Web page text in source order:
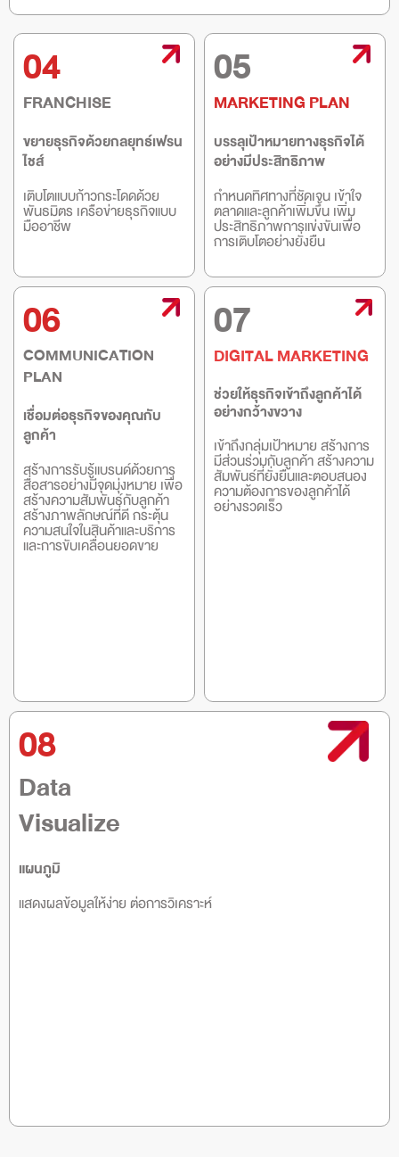
04
FRANCHISE
ขยายธุรกิจด้วยกลยุทธ์เฟรน
ไชส์
เติบโตแบบก้าวกระโดดด้วย
พันธมิตร เครือข่ายธุรกิจแบบ
มืออาชีพ
05
MARKETING PLAN
บรรลุเป้าหมายทางธุรกิจได้
อย่างมีประสิทธิภาพ
กำหนดทิศทางที่ชัดเจน เข้าใจ
ตลาดและลูกค้าเพิ่มขึ้น เพิ่ม
ประสิทธิภาพการแข่งขันเพื่อ
การเติบโตอย่างยั่งยืน
06
COMMUNICATION
PLAN
เชื่อมต่อธุรกิจของคุณกับ
ลูกค้า
สร้างการรับรู้แบรนด์ด้วยการ
สื่อสารอย่างมีจุดมุ่งหมาย เพื่อ
สร้างความสัมพันธ์กับลูกค้า
สร้างภาพลักษณ์ที่ดี กระตุ้น
ความสนใจในสินค้าและบริการ
และการขับเคลื่อนยอดขาย
07
DIGITAL MARKETING
ช่วยให้ธุรกิจเข้าถึงลูกค้าได้
อย่างกว้างขวาง
เข้าถึงกลุ่มเป้าหมาย สร้างการ
มีส่วนร่วมกับลูกค้า สร้างความ
สัมพันธ์ที่ยั่งยืนและตอบสนอง
ความต้องการของลูกค้าได้
อย่างรวดเร็ว
08
Data
Visualize
แผนภูมิ
แสดงผลข้อมูลให้ง่าย ต่อการวิเคราะห์